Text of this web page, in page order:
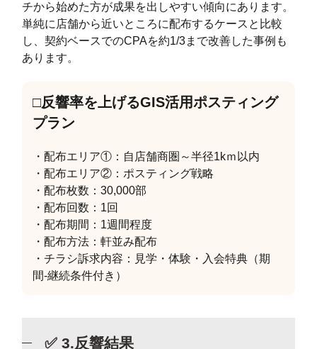
チから始めた方が成果を出しやすい傾向にあります。
単純に店舗から近いところに配布するケースと比較
し、契約ベースでのCPAを約1/3まで改善した事例も
あります。
□反響率を上げるGIS活用ポスティング
プラン
・配布エリア①：自店舗商圏～半径1kｍ以内
・配布エリア②：ポスティング戦略
・配布枚数：30,000部
・配布回数：1回
・配布期間：1週間程度
・配布方法：軒並み配布
・チラシ訴求内容：見学・体験・入会特典（期
間-継続条件付き）
✅ 3.反響結果